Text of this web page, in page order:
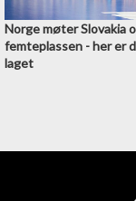
Norge møter Slovakia
femteplassen - her er
laget